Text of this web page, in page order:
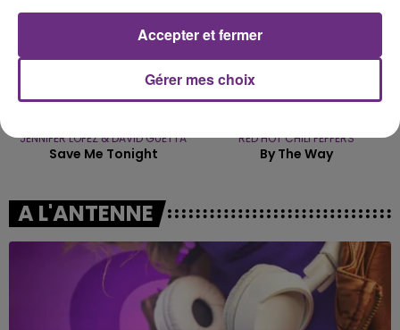
JENNIFER LOPEZ & DAVID GUETTA
Save Me Tonight
RED HOT CHILI PEPPERS
By The Way
A L'ANTENNE
Gérer mes choix
Accepter et fermer